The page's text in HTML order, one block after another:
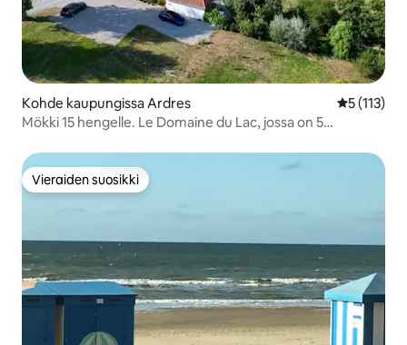
Kohde kaupungissa Ardres
5 (113)
Mökki 15 hengelle. Le Domaine du Lac, jossa on 5
Vieraiden suosikki
Vieraiden suosikki